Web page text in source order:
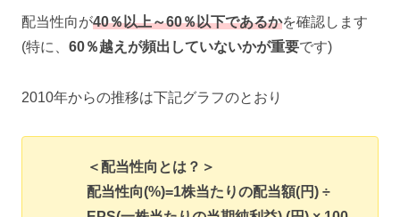
配当性向が40％以上～60％以下であるかを確認します
(特に、 60％越えが頻出していないかが重要です)
2010年からの推移は下記グラフのとおり
＜配当性向とは？＞
配当性向(%)=1株当たりの配当額(円) ÷